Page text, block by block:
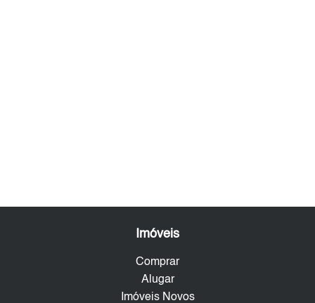
Imóveis
Comprar
Alugar
Imóveis Novos